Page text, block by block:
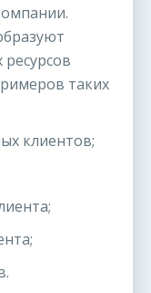
таких
клиентов;